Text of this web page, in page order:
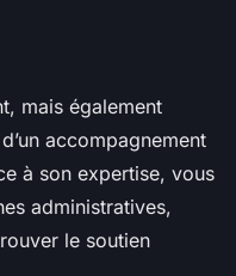
mais également
accompagnement
à son expertise, vous
administratives,
le soutien